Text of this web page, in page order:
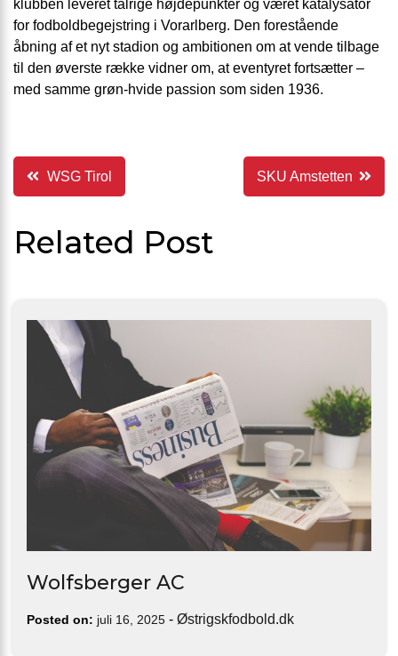
klubben leveret talrige højdepunkter og været katalysator
for fodboldbegejstring i Vorarlberg. Den forestående
åbning af et nyt stadion og ambitionen om at vende tilbage
til den øverste række vidner om, at eventyret fortsætter –
med samme grøn-hvide passion som siden 1936.
Indlægsnavigation
WSG Tirol SKU Amstetten
Related Post
Wolfsberger AC
Posted on: juli 16, 2025 - Østrigskfodbold.dk